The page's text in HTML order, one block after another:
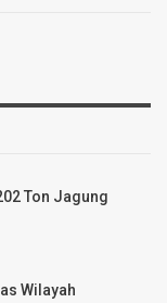
Ton Jagung
Wilayah